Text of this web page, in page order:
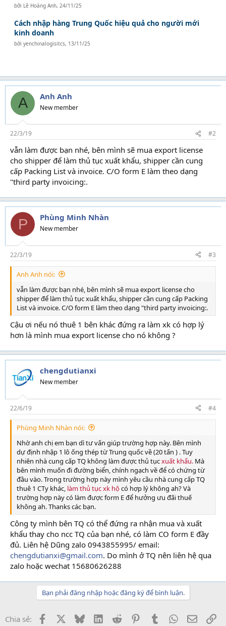
bởi Lê Hoàng Anh, 24/11/25
Cách nhập hàng Trung Quốc hiệu quả cho người mới
kinh doanh
bởiyenchinalogisitcs, 13/11/25
A Anh Anh
New member
22/3/19 #2
vẫn làm được bạn nhé, bên mình sẽ mua export license
cho shipper để làm thủ tục xuất khẩu, shipper cần cung
cấp Packing List và invoice. C/O form E làm theo dạng
"third party invoicing:.
P Phùng Minh Nhàn
New member
22/3/19 #3
Anh Anh nói:
vẫn làm được bạn nhé, bên mình sẽ mua export license cho
shipper để làm thủ tục xuất khẩu, shipper cần cung cấp Packing
List và invoice. C/O form E làm theo dạng "third party invoicing:.
Cậu ơi nếu nó thuê 1 bên khác đứng ra làm xk có hợp lý
hơn là mình mua export license cho nó không ?
chengdutianxi
New member
22/6/19 #4
Phùng Minh Nhàn nói:
Nhờ anh chị em bạn dì tư vấn giúp trường hợp này. Bên mình
dự định nhập 1 lô ống thép từ Trung quốc về (20 tấn ) . Tuy
nhiên nhà cung cấp TQ không làm được thủ tụcxuất khẩu. Mà
bên mình muốn đi đường biển, chính ngạch về để có chứng từ
đầu vào. Trong trường hợp này mình yêu cầu nhà cung cấp TQ
thuê 1 CTy khác, làm thủ tục xk hộcó hợp lý không ah? Và
trường hợp này có làm được form E để hưởng ưu đãi thuế
không ah. Thanks các bạn.
Công ty mình bên TQ có thể đứng ra nhận mua và xuất
khẩu thay cho ncc TQ của bạn nhé, có làm CO form E đầy
đủ. Liên hệ Dũng zalo 0943855995/ email:
chengdutianxi@gmail.com. Do mình ở TQ nên liên hệ qua
zalo hoặc wechat 15680626288
Bạn phải đăng nhập hoặc đăng ký để bình luận.
Chia sẻ: Facebook BlueskyLinkedInReddit PinterestTumblrWhatsApp
Email